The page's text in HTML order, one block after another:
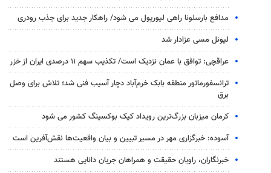
مدافع بارسلونا راهی لیورپول می شود/ راهکار جدید برای جذب رودری
لیونل مسی عزادار شد
عراقچی: توافق با عمان نزدیک است/ تکذیب سهم ۱۱ درصدی ایران از خزر
ترانسفورماتور منطقه بابک خرم‌آباد دچار آسیب فنی شد؛ تلاش برای وصل
برق
کرمان میزبان بزرگ‌ترین رویداد کیک‌ بوکسینگ کشور می شود
آسوده: خبرگزاری مهر در مسیر تبیین و بیان واقعیت‌ها نقش‌آفرین است
خبرنگاران، راویان حقیقت و همراهان جریان دانایی هستند